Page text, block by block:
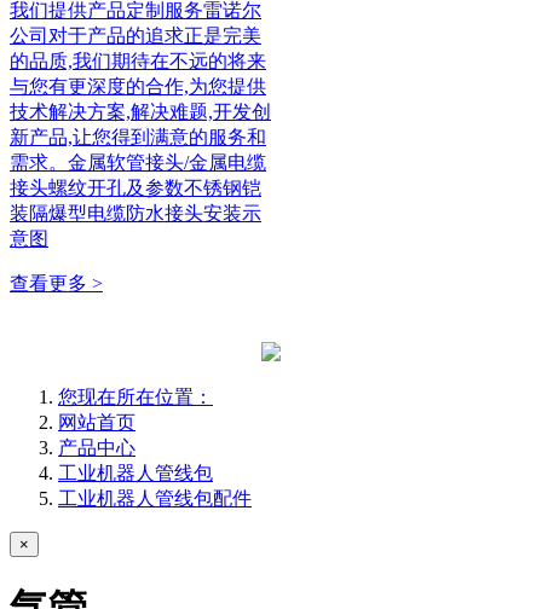
我们提供产品定制服务雷诺尔
公司对于产品的追求正是完美
的品质,我们期待在不远的将来
与您有更深度的合作,为您提供
技术解决方案,解决难题,开发创
新产品,让您得到满意的服务和
需求。金属软管接头/金属电缆
接头螺纹开孔及参数不锈钢铠
装隔爆型电缆防水接头安装示
意图
查看更多 >
您现在所在位置：
网站首页
产品中心
工业机器人管线包
工业机器人管线包配件
×